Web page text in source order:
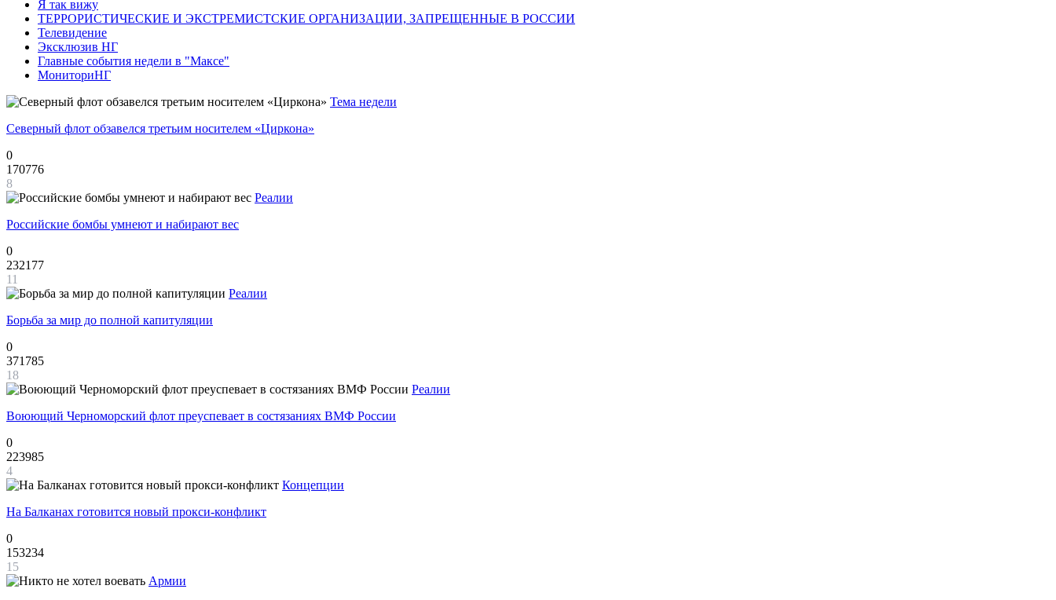
Я так вижу
ТЕРРОРИСТИЧЕСКИЕ И ЭКСТРЕМИСТСКИЕ ОРГАНИЗАЦИИ, ЗАПРЕЩЕННЫЕ В РОССИИ
Телевидение
Эксклюзив НГ
Главные события недели в "Максе"
МониториНГ
Тема недели
Северный флот обзавелся третьим носителем «Циркона»
0
170776
8
Реалии
Российские бомбы умнеют и набирают вес
0
232177
11
Реалии
Борьба за мир до полной капитуляции
0
371785
18
Реалии
Воюющий Черноморский флот преуспевает в состязаниях ВМФ России
0
223985
4
Концепции
На Балканах готовится новый прокси-конфликт
0
153234
15
Армии